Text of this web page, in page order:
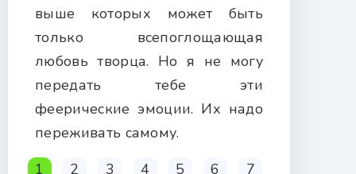
выше которых может быть
только всепоглощающая
любовь творца. Но я не могу
передать тебе эти
феерические эмоции. Их надо
переживать самому.
1
2 3 4 5 6
7